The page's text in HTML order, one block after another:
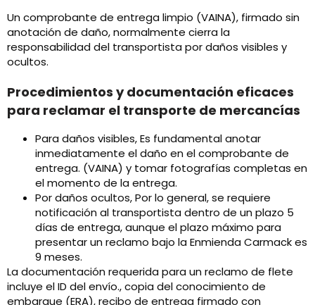
Un comprobante de entrega limpio (VAINA), firmado sin
anotación de daño, normalmente cierra la
responsabilidad del transportista por daños visibles y
ocultos.
Procedimientos y documentación eficaces
para reclamar el transporte de mercancías
Para daños visibles, Es fundamental anotar
inmediatamente el daño en el comprobante de
entrega. (VAINA) y tomar fotografías completas en
el momento de la entrega.
Por daños ocultos, Por lo general, se requiere
notificación al transportista dentro de un plazo 5
días de entrega, aunque el plazo máximo para
presentar un reclamo bajo la Enmienda Carmack es
9 meses.
La documentación requerida para un reclamo de flete
incluye el ID del envío., copia del conocimiento de
embarque (ERA), recibo de entrega firmado con